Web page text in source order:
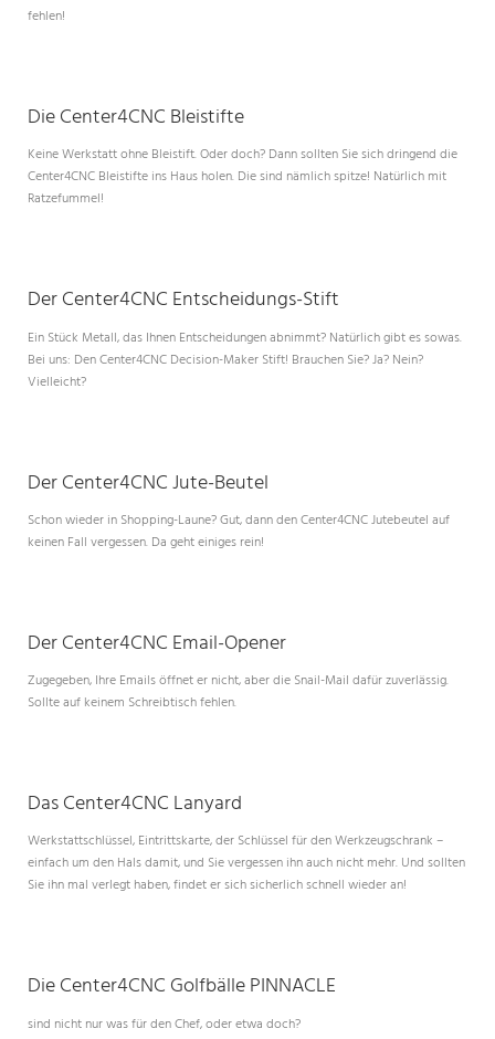
fehlen!
Die Center4CNC Bleistifte
Keine Werkstatt ohne Bleistift. Oder doch? Dann sollten Sie sich dringend die
Center4CNC Bleistifte ins Haus holen. Die sind nämlich spitze! Natürlich mit
Ratzefummel!
Der Center4CNC Entscheidungs-Stift
Ein Stück Metall, das Ihnen Entscheidungen abnimmt? Natürlich gibt es sowas.
Bei uns: Den Center4CNC Decision-Maker Stift! Brauchen Sie? Ja? Nein?
Vielleicht?
Der Center4CNC Jute-Beutel
Schon wieder in Shopping-Laune? Gut, dann den Center4CNC Jutebeutel auf
keinen Fall vergessen. Da geht einiges rein!
Der Center4CNC Email-Opener
Zugegeben, Ihre Emails öffnet er nicht, aber die Snail-Mail dafür zuverlässig.
Sollte auf keinem Schreibtisch fehlen.
Das Center4CNC Lanyard
Werkstattschlüssel, Eintrittskarte, der Schlüssel für den Werkzeugschrank –
einfach um den Hals damit, und Sie vergessen ihn auch nicht mehr. Und sollten
Sie ihn mal verlegt haben, findet er sich sicherlich schnell wieder an!
Die Center4CNC Golfbälle PINNACLE
sind nicht nur was für den Chef, oder etwa doch?